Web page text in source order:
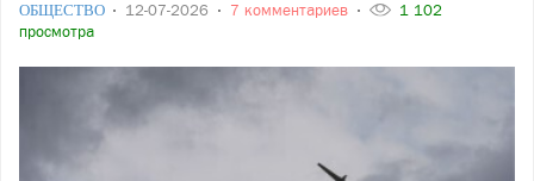
ОБЩЕСТВО 12-07-2026 7 комментариев
1 102
просмотра